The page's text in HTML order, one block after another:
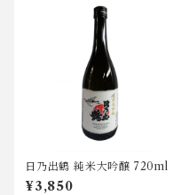
日乃出鶴 純米大吟醸 720ml
¥3,850